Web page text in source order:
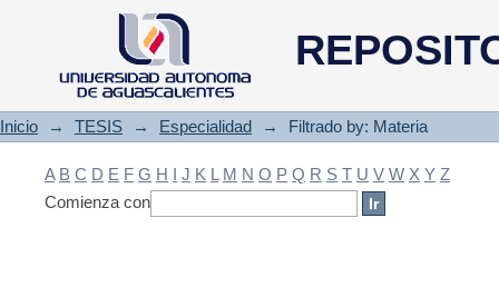
Filtrado by: Materia
Inicio → TESIS → Especialidad → Filtrado by: Materia
A B C D E F G H I J K L M N O P Q R S T U V W X Y Z
Comienza con